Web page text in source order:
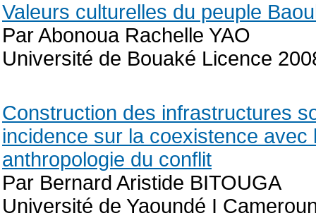
Valeurs culturelles du peuple
Par Abonoua Rachelle YAO
Université de Bouaké Licence
Construction des infrastructures
incidence sur la coexistence
anthropologie du conflit
Par Bernard Aristide BITOUGA
Université de Yaoundé I